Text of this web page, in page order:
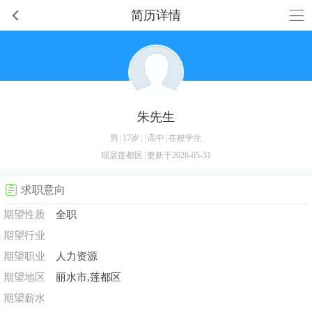
简历详情
朱先生
男 17岁 高中 在校学生
现居莲都区
更新于2026-05-31
求职意向
期望性质
全职
期望行业
期望职业
人力资源
期望地区
丽水市,莲都区
期望薪水